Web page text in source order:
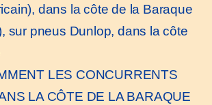
dans la côte de la Baraque
sur pneus Dunlop, dans la côte
LES CONCURRENTS
LA CÔTE DE LA BARAQUE